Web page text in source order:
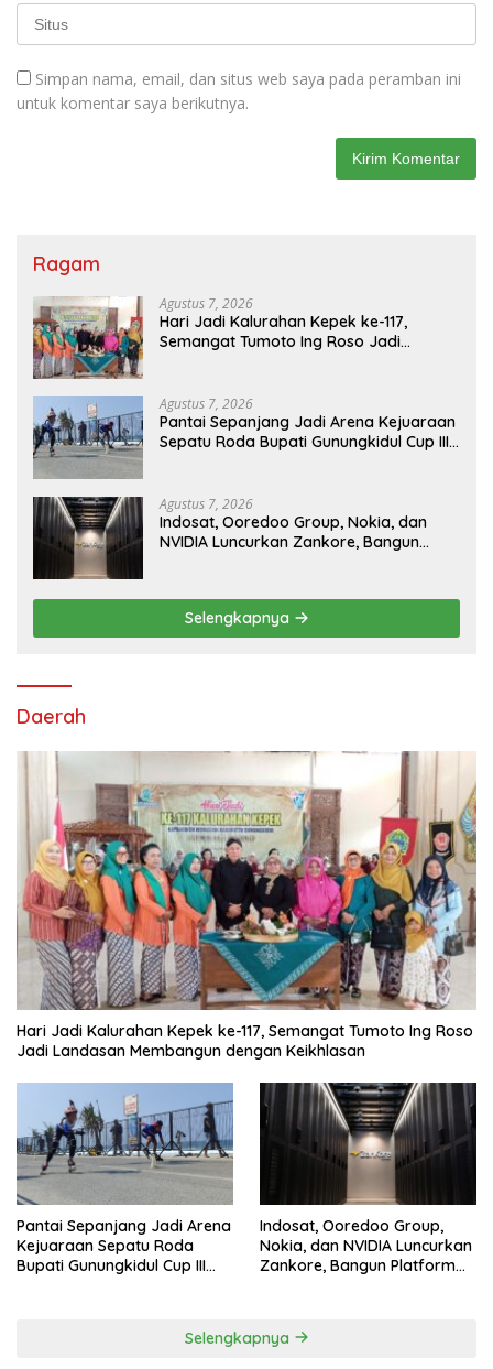
Simpan nama, email, dan situs web saya pada peramban ini
untuk komentar saya berikutnya.
Ragam
Agustus 7, 2026
Hari Jadi Kalurahan Kepek ke-117,
Semangat Tumoto Ing Roso Jadi
Agustus 7, 2026
Pantai Sepanjang Jadi Arena Kejuaraan
Sepatu Roda Bupati Gunungkidul Cup III
Agustus 7, 2026
Indosat, Ooredoo Group, Nokia, dan
NVIDIA Luncurkan Zankore, Bangun
Selengkapnya
Daerah
Hari Jadi Kalurahan Kepek ke-117, Semangat Tumoto Ing Roso
Jadi Landasan Membangun dengan Keikhlasan
Pantai Sepanjang Jadi Arena
Kejuaraan Sepatu Roda
Bupati Gunungkidul Cup III
Indosat, Ooredoo Group,
Nokia, dan NVIDIA Luncurkan
Zankore, Bangun Platform
Selengkapnya